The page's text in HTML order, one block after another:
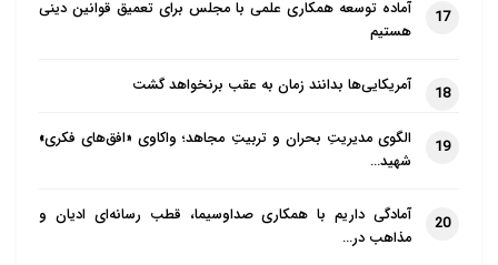
17
آماده توسعه همکاری علمی با مجلس برای تعمیق قوانین دینی
هستیم
18 آمریکایی‌ها بدانند زمان به عقب برنخواهد گشت
19
الگوی مدیریتِ بحران و تربیتِ مجاهد؛ واکاوی «افق‌های فکری»
شهید…
20
آمادگی داریم با همکاری صداوسیما، قطب رسانه‌ای ادیان و
مذاهب در…